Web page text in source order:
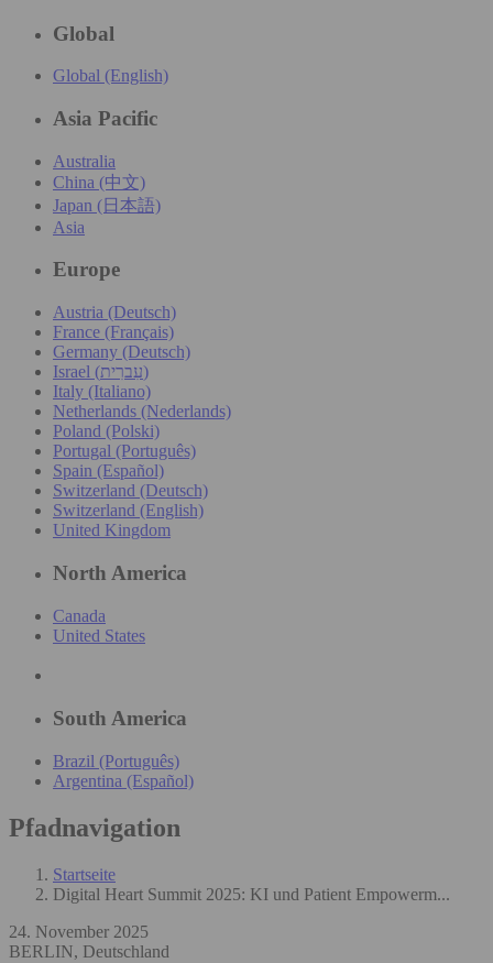
Global
Global (English)
Asia Pacific
Australia
China (中文)
Japan (日本語)
Asia
Europe
Austria (Deutsch)
France (Français)
Germany (Deutsch)
Israel (עִברִית)
Italy (Italiano)
Netherlands (Nederlands)
Poland (Polski)
Portugal (Português)
Spain (Español)
Switzerland (Deutsch)
Switzerland (English)
United Kingdom
North America
Canada
United States
South America
Brazil (Português)
Argentina (Español)
Pfadnavigation
Startseite
Digital Heart Summit 2025: KI und Patient Empowerm...
24. November 2025
BERLIN, Deutschland